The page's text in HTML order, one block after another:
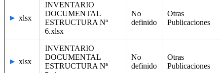
xlsx
INVENTARIO
DOCUMENTAL
ESTRUCTURA Nª
6.xlsx
No
definido
Otras
Publicaciones
xlsx
INVENTARIO
DOCUMENTAL
ESTRUCTURA Nª
No
definido
Otras
Publicaciones